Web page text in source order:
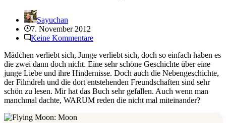
Sayuchan
7. November 2012
Keine Kommentare
Mädchen verliebt sich, Junge verliebt sich, doch so einfach haben es
die zwei dann doch nicht. Eine sehr schöne Geschichte über eine
junge Liebe und ihre Hindernisse. Doch auch die Nebengeschichte,
der Filmdreh und die dort entstehenden Freundschaften sind sehr
schön zu lesen. Mir hat das Buch sehr gefallen. Auch wenn man
manchmal dachte, WARUM reden die nicht mal miteinander?